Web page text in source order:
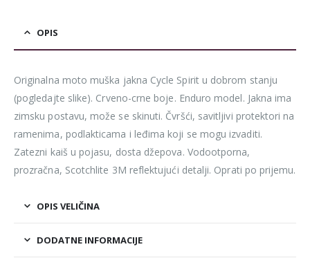
OPIS
Originalna moto muška jakna Cycle Spirit u dobrom stanju
(pogledajte slike). Crveno-crne boje. Enduro model. Jakna ima
zimsku postavu, može se skinuti. Čvršći, savitljivi protektori na
ramenima, podlakticama i leđima koji se mogu izvaditi.
Zatezni kaiš u pojasu, dosta džepova. Vodootporna,
prozračna, Scotchlite 3M reflektujući detalji. Oprati po prijemu.
OPIS VELIČINA
DODATNE INFORMACIJE